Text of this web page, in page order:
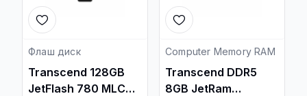
Флаш диск
Transcend 128GB
JetFlash 780 MLC
Computer Memory RAM
Transcend DDR5
8GB JetRam